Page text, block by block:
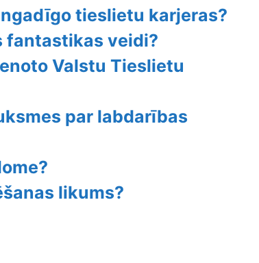
tieslietu karjeras?
fantastikas veidi?
Valstu Tieslietu
par labdarības
likums?